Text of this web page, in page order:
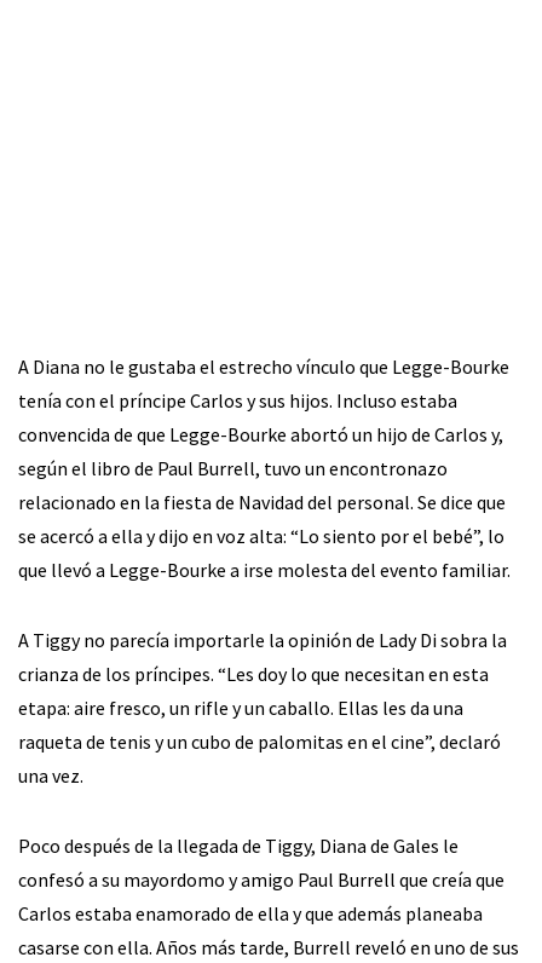
A Diana no le gustaba el estrecho vínculo que Legge-Bourke
tenía con el príncipe Carlos y sus hijos. Incluso estaba
convencida de que Legge-Bourke abortó un hijo de Carlos y,
según el libro de Paul Burrell, tuvo un encontronazo
relacionado en la fiesta de Navidad del personal. Se dice que
se acercó a ella y dijo en voz alta: “Lo siento por el bebé”, lo
que llevó a Legge-Bourke a irse molesta del evento familiar.
A Tiggy no parecía importarle la opinión de Lady Di sobra la
crianza de los príncipes. “Les doy lo que necesitan en esta
etapa: aire fresco, un rifle y un caballo. Ellas les da una
raqueta de tenis y un cubo de palomitas en el cine”, declaró
una vez.
Poco después de la llegada de Tiggy, Diana de Gales le
confesó a su mayordomo y amigo Paul Burrell que creía que
Carlos estaba enamorado de ella y que además planeaba
casarse con ella. Años más tarde, Burrell reveló en uno de sus